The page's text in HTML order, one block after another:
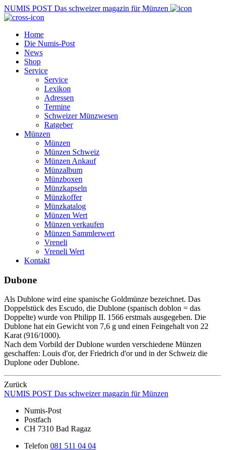
NUMIS POST Das schweizer magazin für Münzen
Home
Die Numis-Post
News
Shop
Service
Service
Lexikon
Adressen
Termine
Schweizer Münzwesen
Ratgeber
Münzen
Münzen
Münzen Schweiz
Münzen Ankauf
Münzalbum
Münzboxen
Münzkapseln
Münzkoffer
Münzkatalog
Münzen Wert
Münzen verkaufen
Münzen Sammlerwert
Vreneli
Vreneli Wert
Kontakt
Dubone
Als Dublone wird eine spanische Goldmünze bezeichnet. Das
Doppelstück des Escudo, die Dublone (spanisch doblon = das
Doppelte) wurde von Philipp II. 1566 erstmals ausgegeben. Die
Dublone hat ein Gewicht von 7,6 g und einen Feingehalt von 22
Karat (916/1000).
Nach dem Vorbild der Dublone wurden verschiedene Münzen
geschaffen: Louis d'or, der Friedrich d'or und in der Schweiz die
Duplone oder Dublone.
Zurück
NUMIS POST Das schweizer magazin für Münzen
Numis-Post
Postfach
CH 7310 Bad Ragaz
Telefon 081 511 04 04